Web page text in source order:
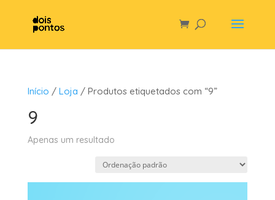
Início / Loja / Produtos etiquetados com “9”
9
Apenas um resultado